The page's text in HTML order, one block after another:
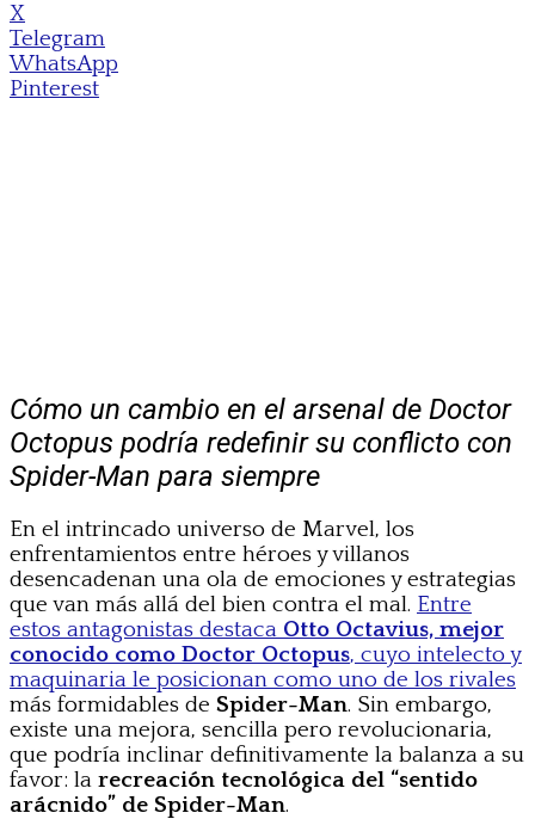
X
Telegram
WhatsApp
Pinterest
Cómo un cambio en el arsenal de Doctor
Octopus podría redefinir su conflicto con
Spider-Man para siempre
En el intrincado universo de Marvel, los
enfrentamientos entre héroes y villanos
desencadenan una ola de emociones y estrategias
que van más allá del bien contra el mal. Entre
estos antagonistas destaca Otto Octavius, mejor
conocido como Doctor Octopus, cuyo intelecto y
maquinaria le posicionan como uno de los rivales
más formidables de Spider-Man. Sin embargo,
existe una mejora, sencilla pero revolucionaria,
que podría inclinar definitivamente la balanza a su
favor: la recreación tecnológica del “sentido
arácnido” de Spider-Man.